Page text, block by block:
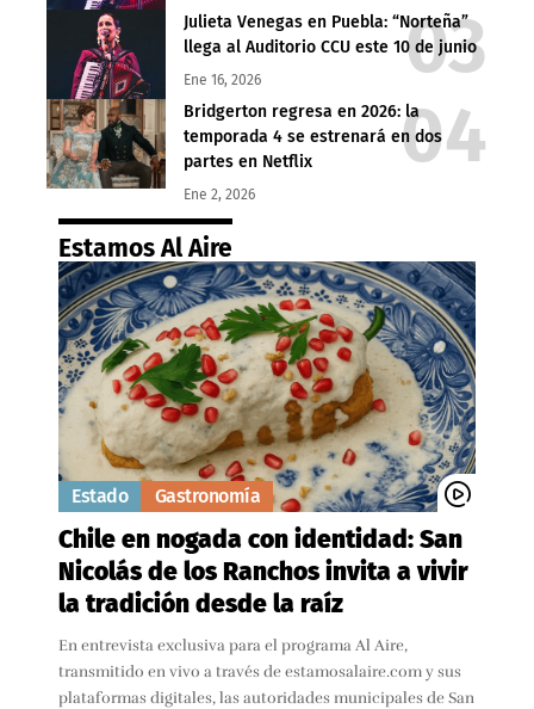
Julieta Venegas en Puebla: “Norteña”
llega al Auditorio CCU este 10 de junio
Ene 16, 2026
Bridgerton regresa en 2026: la
temporada 4 se estrenará en dos
partes en Netflix
Ene 2, 2026
Estamos Al Aire
Estado Gastronomía
Chile en nogada con identidad: San
Nicolás de los Ranchos invita a vivir
la tradición desde la raíz
En entrevista exclusiva para el programa Al Aire,
transmitido en vivo a través de estamosalaire.com y sus
plataformas digitales, las autoridades municipales de San